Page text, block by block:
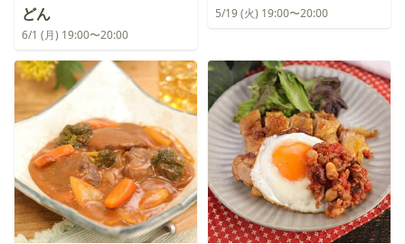
どん
6/1 (月) 19:00〜20:00
5/19 (火) 19:00〜20:00